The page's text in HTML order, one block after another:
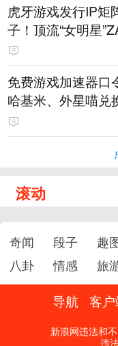
虎牙游戏发行IP矩
子！顶流“女明星
PY 正版3D消除手
惊喜曝光
免费游戏加速器口
哈基米、外星喵兑
滚动
奇闻 段子 趣
八卦
情感 旅
导航 客
新浪网违法和
违